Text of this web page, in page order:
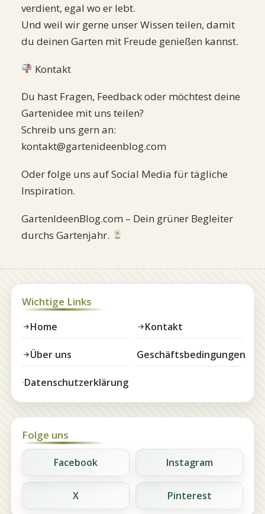
verdient, egal wo er lebt.
Und weil wir gerne unser Wissen teilen, damit
du deinen Garten mit Freude genießen kannst.
Kontakt
Du hast Fragen, Feedback oder möchtest deine
Gartenidee mit uns teilen?
Schreib uns gern an:
kontakt@gartenideenblog.com
Oder folge uns auf Social Media für tägliche
Inspiration.
GartenIdeenBlog.com – Dein grüner Begleiter
durchs Gartenjahr.
Wichtige Links
Home Kontakt
Über uns Geschäftsbedingungen
Datenschutzerklärung
Folge uns
Facebook Instagram
X Pinterest